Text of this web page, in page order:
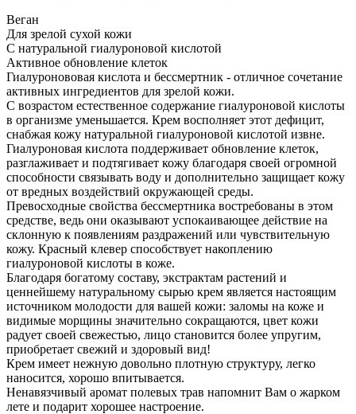
Веган
Для зрелой сухой кожи
С натуральной гиалуроновой кислотой
Активное обновление клеток
Гиалуронововая кислота и бессмертник - отличное сочетание
активных ингредиентов для зрелой кожи.
С возрастом естественное содержание гиалуроновой кислоты
в организме уменьшается. Крем восполняет этот дефицит,
снабжая кожу натуральной гиалуроновой кислотой извне.
Гиалуроновая кислота поддерживает обновление клеток,
разглаживает и подтягивает кожу благодаря своей огромной
способности связывать воду и дополнительно защищает кожу
от вредных воздействий окружающей среды.
Превосходные свойства бессмертника востребованы в этом
средстве, ведь они оказывают успокаивающее действие на
склонную к появлениям раздражений или чувствительную
кожу. Красный клевер способствует накоплению
гиалуроновой кислоты в коже.
Благодаря богатому составу, экстрактам растений и
ценнейшему натуральному сырью крем является настоящим
источником молодости для вашей кожи: заломы на коже и
видимые морщины значительно сокращаются, цвет кожи
радует своей свежестью, лицо становится более упругим,
приобретает свежий и здоровый вид!
Крем имеет нежную довольно плотную структуру, легко
наносится, хорошо впитывается.
Ненавязчивый аромат полевых трав напомнит Вам о жарком
лете и подарит хорошее настроение.